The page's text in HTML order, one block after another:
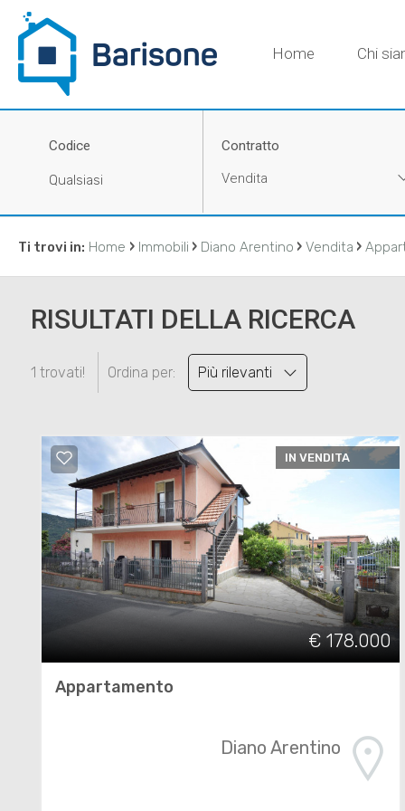
Home Chi
Codice
Contratto
Vendita
Ti trovi in: Home › Immobili › Diano Arentino › Vendita ›
RISULTATI DELLA RICERCA
1 trovati! Ordina per: Più rilevanti
IN VENDITA
€ 178.000
Appartamento
Diano Arentino